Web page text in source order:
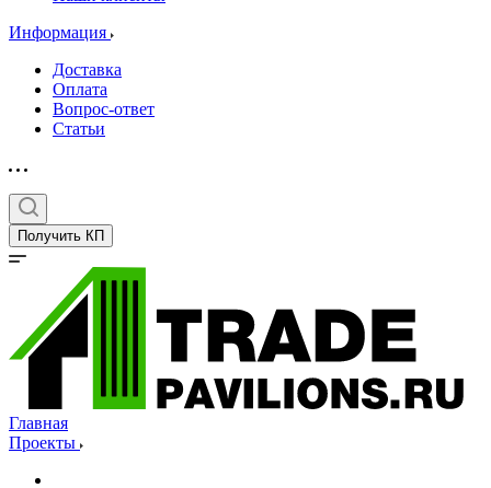
Информация
Доставка
Оплата
Вопрос-ответ
Статьи
Получить КП
Главная
Проекты